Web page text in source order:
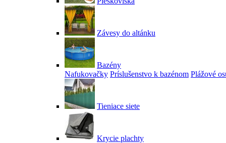
Závesy do altánku
Bazény
Nafukovačky Príslušenstvo k bazénom Plážové
Tieniace siete
Krycie plachty